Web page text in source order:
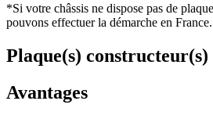
*Si votre châssis ne dispose pas de
pouvons effectuer la démarche en France.
Plaque(s) constructeur(s)
Avantages